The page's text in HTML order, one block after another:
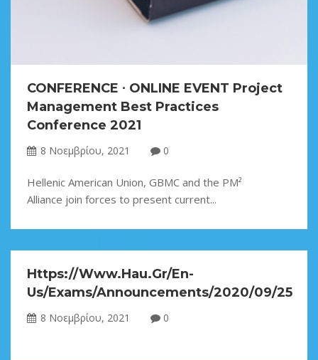
CONFERENCE ∙ ONLINE EVENT Project
Management Best Practices
Conference 2021
8 Νοεμβρίου, 2021 0
Hellenic American Union, GBMC and the PM²
Alliance join forces to present current...
Https://www.hau.gr/en-
Us/exams/announcements/2020/09/25
8 Νοεμβρίου, 2021 0